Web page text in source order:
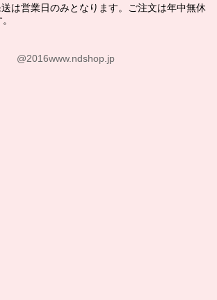
は営業日のみとなります。ご注文は年中無休
@2016www.ndshop.jp